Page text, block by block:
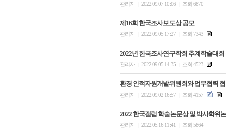
관리자 2022.09.07 10:06 조회 6870
제16회 한국조사보도상 공모
관리자 2022.09.05 17:27 조회 7343
2022년 한국조사연구학회 추계학술대회
관리자 2022.09.05 14:35 조회 4523
환경 인적자원개발위원회와 업무협력
관리자 2022.09.02 16:57 조회 4157
2022 한국갤럽 학술논문상 및 박사학위
관리자 2022.05.16 11:41 조회 5864